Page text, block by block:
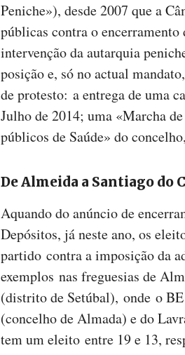
Peniche»), desde 2007 que a
públicas contra o
intervenção da autarquia
posição e, só no actual
de protesto: a entrega de uma
Julho de 2014; uma «Marcha
públicos de Saúde» do
De Almeida a Santiago do
Aquando do anúncio de
Depósitos, já neste ano, os
partido contra a imposição da
exemplos nas freguesias de
(distrito de Setúbal), onde o
(concelho de Almada) e do
tem um eleito entre 19 e 13,